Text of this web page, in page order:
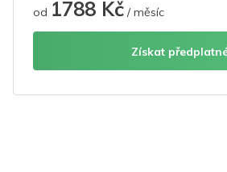
od 1788 Kč / měsíc
Získat